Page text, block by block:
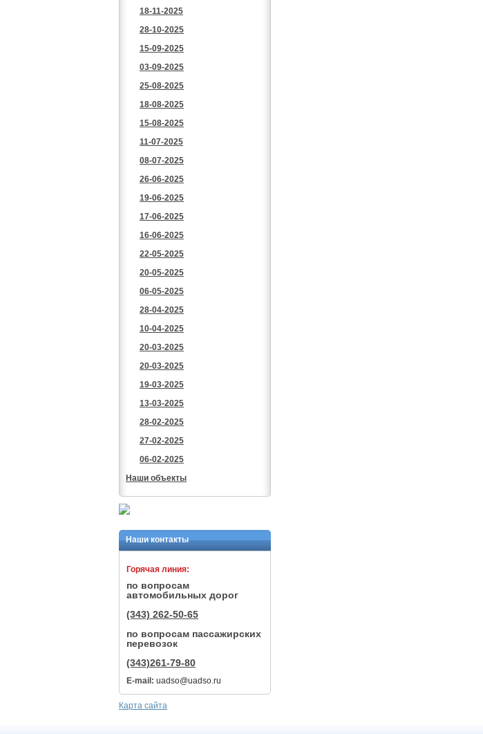
18-11-2025
28-10-2025
15-09-2025
03-09-2025
25-08-2025
18-08-2025
15-08-2025
11-07-2025
08-07-2025
26-06-2025
19-06-2025
17-06-2025
16-06-2025
22-05-2025
20-05-2025
06-05-2025
28-04-2025
10-04-2025
20-03-2025
20-03-2025
19-03-2025
13-03-2025
28-02-2025
27-02-2025
06-02-2025
Наши объекты
Наши контакты
Горячая линия:
по вопросам
автомобильных дорог
(343) 262-50-65
по вопросам пассажирских
перевозок
(343)261-79-80
E-mail: uadso@uadso.ru
Карта сайта